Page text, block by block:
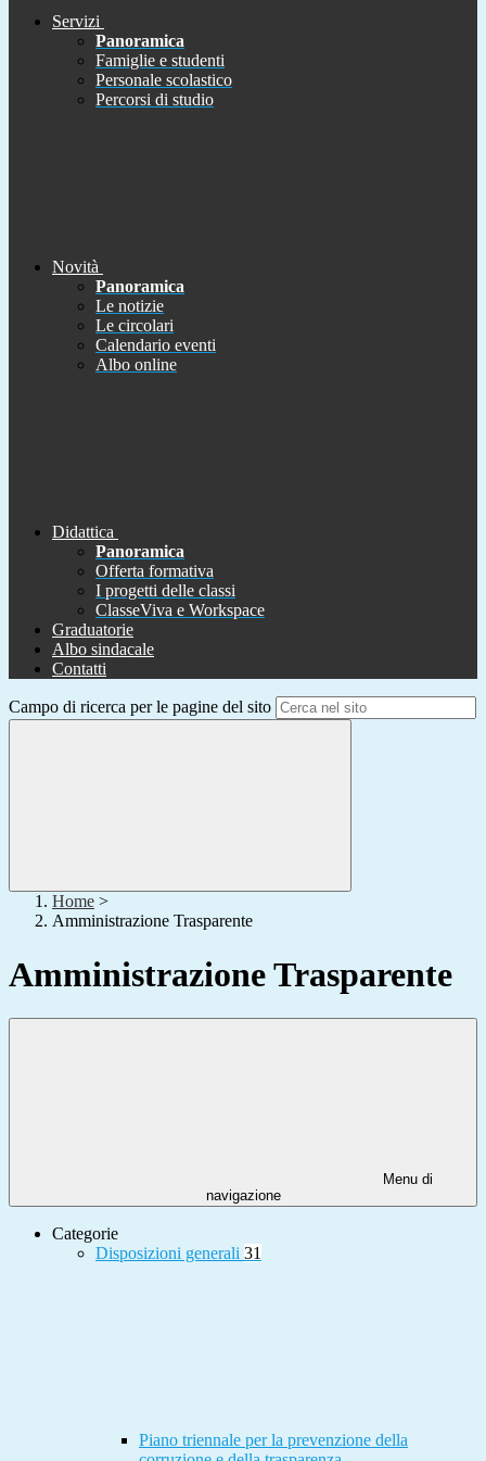
Servizi
Panoramica
Famiglie e studenti
Personale scolastico
Percorsi di studio
Novità
Panoramica
Le notizie
Le circolari
Calendario eventi
Albo online
Didattica
Panoramica
Offerta formativa
I progetti delle classi
ClasseViva e Workspace
Graduatorie
Albo sindacale
Contatti
Campo di ricerca per le pagine del sito
Home >
Amministrazione Trasparente
Amministrazione Trasparente
Menu di
navigazione
Categorie
Disposizioni generali 31
Piano triennale per la prevenzione della